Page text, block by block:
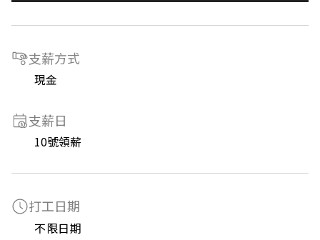
支薪方式
現金
支薪日
10號領薪
打工日期
不限日期